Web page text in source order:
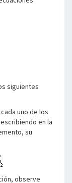
siguientes
uno de los
en la
su
observe